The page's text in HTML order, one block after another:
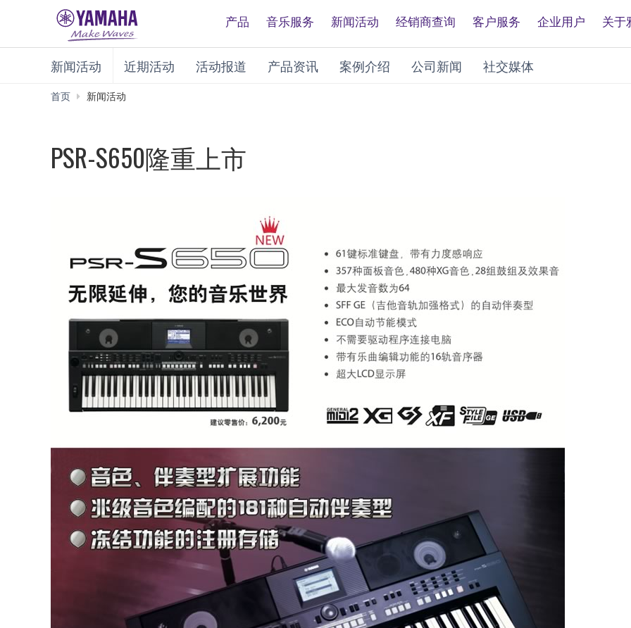
产品 音乐服务 新闻活动 经销商查询 客户服务 企业用户 关于
新闻活动 近期活动 活动报道 产品资讯 案例介绍 公司新闻 社交媒体
首页 新闻活动
PSR-S650隆重上市